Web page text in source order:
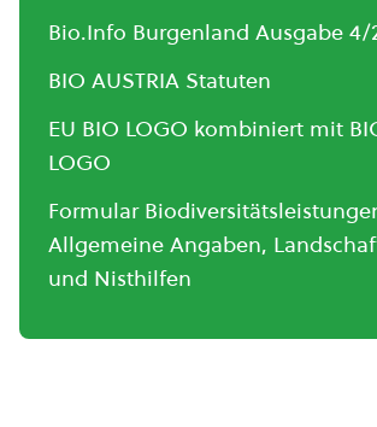
Bio.Info Burgenland Ausgabe 4/
BIO AUSTRIA Statuten
EU BIO LOGO kombiniert mit
LOGO
Formular
Allgemeine Angaben,
und Nisthilfen